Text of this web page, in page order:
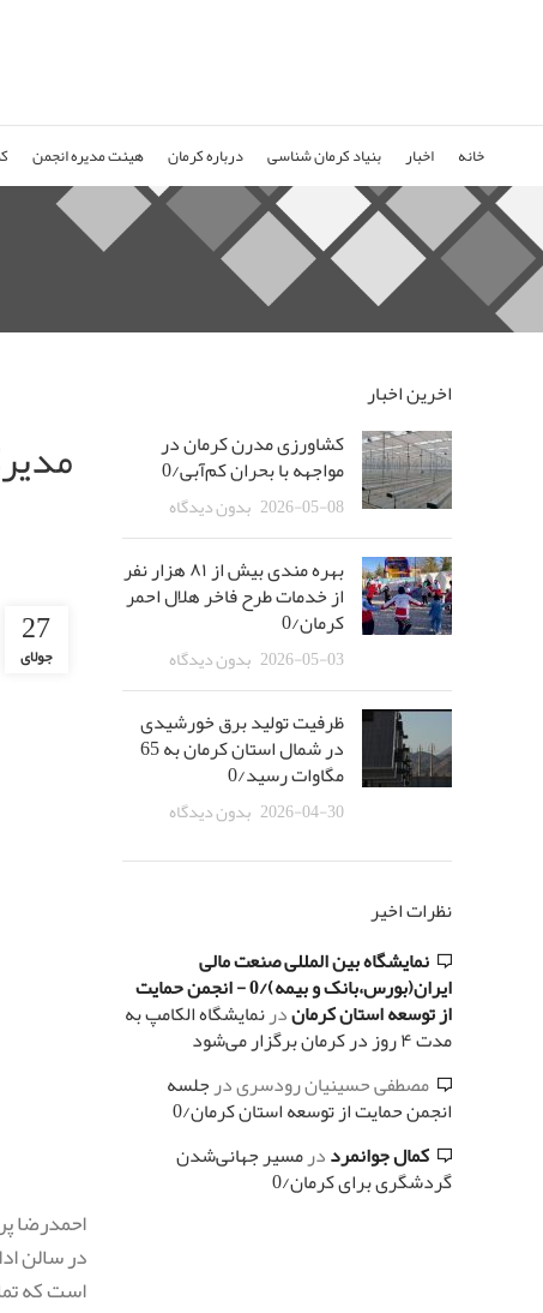
خانه اخبار بنیاد کرمان شناسی درباره کرمان هیئت مدیره انجمن
27
جولای
احمدرضا
در سالن
است که
اخرین اخبار
کشاورزی مدرن کرمان در
مواجهه با بحران کم‌آبی/0
2026-05-08 بدون دیدگاه
بهره مندی بیش از ٨١ هزار نفر
از خدمات طرح فاخر هلال احمر
کرمان/0
2026-05-03 بدون دیدگاه
ظرفیت تولید برق خورشیدی
در شمال استان کرمان به 65
مگاوات رسید/0
2026-04-30 بدون دیدگاه
نظرات اخیر
نمایشگاه بین المللی صنعت مالی
ایران(بورس،بانک و بیمه)/0 - انجمن حمایت
از توسعه استان کرماندرنمایشگاه الکامپ به
مدت ۴ روز در کرمان برگزار می‌شود
مصطفی حسینیان رودسریدرجلسه
انجمن حمایت از توسعه استان کرمان/0
کمال جوانمرددرمسیر جهانی‌شدن
گردشگری برای کرمان/0